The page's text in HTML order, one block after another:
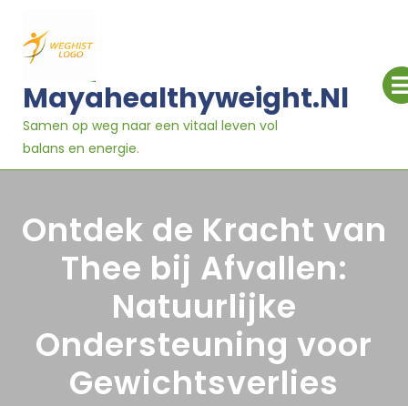
naar
inhoud
Mayahealthyweight.nl
Samen op weg naar een vitaal leven vol
balans en energie.
Ontdek de Kracht van
Thee bij Afvallen:
Natuurlijke
Ondersteuning voor
Gewichtsverlies